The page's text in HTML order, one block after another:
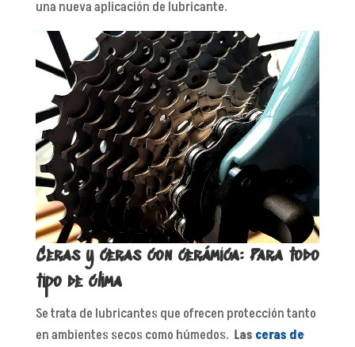
una nueva aplicación de lubricante.
Ceras y ceras con cerámica: Para todo
tipo de clima
Se trata de lubricantes que ofrecen protección tanto
en ambientes secos como húmedos. Las ceras de